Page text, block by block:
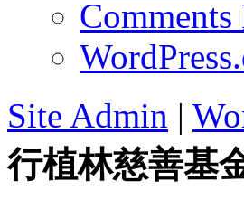
Comments
Site Admin |
行植林慈善基